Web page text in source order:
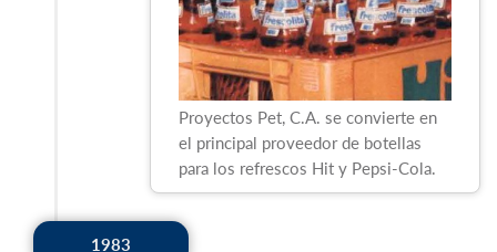
Proyectos Pet, C.A. se convierte en
el principal proveedor de botellas
para los refrescos Hit y Pepsi-Cola.
1983